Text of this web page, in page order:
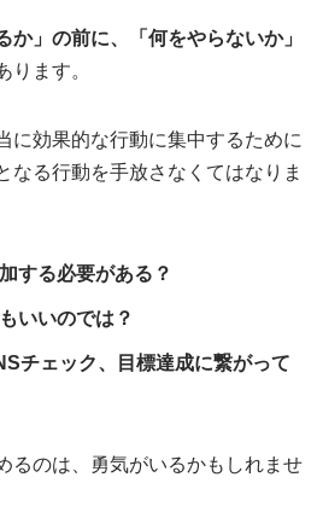
か」の前に、「何をやらないか」
ります。
に効果的な行動に集中するために
なる行動を手放さなくてはなりま
する必要がある？
いいのでは？
チェック、目標達成に繋がって
るのは、勇気がいるかもしれませ